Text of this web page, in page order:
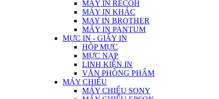
MÁY IN RECOH
MÁY IN KHÁC
MAY IN BROTHER
MÁY IN PANTUM
MỰC IN - GIẤY IN
HỘP MỰC
MỰC NẠP
LINH KIỆN IN
VĂN PHÒNG PHẨM
MÁY CHIẾU
MÁY CHIẾU SONY